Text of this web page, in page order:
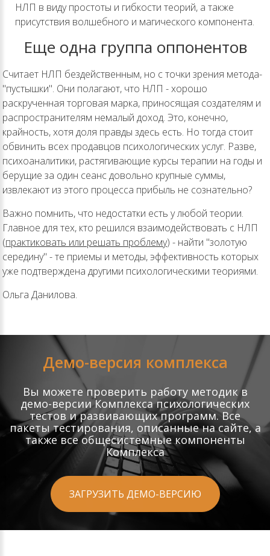
НЛП в виду простоты и гибкости теорий, а также
присутствия волшебного и магического компонента.
Еще одна группа оппонентов
Считает НЛП бездейственным, но с точки зрения метода-
"пустышки". Они полагают, что НЛП - хорошо
раскрученная торговая марка, приносящая создателям и
распространителям немалый доход. Это, конечно,
крайность, хотя доля правды здесь есть. Но тогда стоит
обвинить всех продавцов психологических услуг. Разве,
психоаналитики, растягивающие курсы терапии на годы и
берущие за один сеанс довольно крупные суммы,
извлекают из этого процесса прибыль не сознательно?
Важно помнить, что недостатки есть у любой теории.
Главное для тех, кто решился взаимодействовать с НЛП
(практиковать или решать проблему) - найти "золотую
середину" - те приемы и методы, эффективность которых
уже подтверждена другими психологическими теориями.
Ольга Данилова.
Демо-версия комплекса
Вы можете проверить работу методик в
демо-версии Комплекса психологических
тестов и развивающих программ. Все
пакеты тестирования, описанные на сайте, а
также все общесистемные компоненты
Комплекса
ЗАГРУЗИТЬ ДЕМО-ВЕРСИЮ